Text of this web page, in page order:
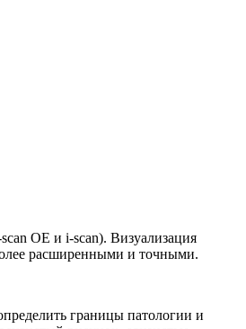
OE и i-scan). Визуализация
расширенными и точными.
границы патологии и